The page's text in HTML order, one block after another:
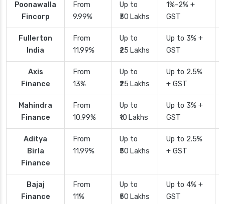
Poonawalla
Fincorp
From
9.99%
Up to
₹30 Lakhs
1%–2% +
GST
Fullerton
India
From
11.99%
Up to
₹25 Lakhs
Up to 3% +
GST
Axis
Finance
From
13%
Up to
₹25 Lakhs
Up to 2.5%
+ GST
Mahindra
Finance
From
10.99%
Up to
₹10 Lakhs
Up to 3% +
GST
Aditya
Birla
Finance
From
11.99%
Up to
₹50 Lakhs
Up to 2.5%
+ GST
Bajaj
Finance
From
11%
Up to
₹50 Lakhs
Up to 4% +
GST